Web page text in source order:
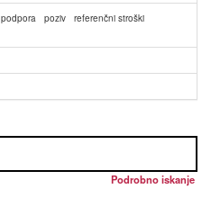
podpora poziv
referenčni stroški
Podrobno iskanje